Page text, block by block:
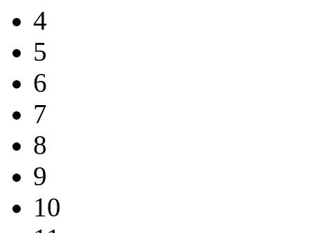
4
5
6
7
8
9
10